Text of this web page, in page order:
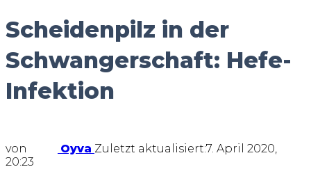
Scheidenpilz in der
Schwangerschaft: Hefe-
Infektion
von Oyva Zuletzt aktualisiert:7. April 2020,
20:23